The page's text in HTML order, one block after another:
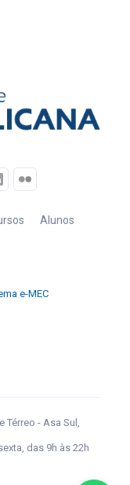
Alunos
e-MEC
Térreo - Asa Sul,
das 9h às 22h